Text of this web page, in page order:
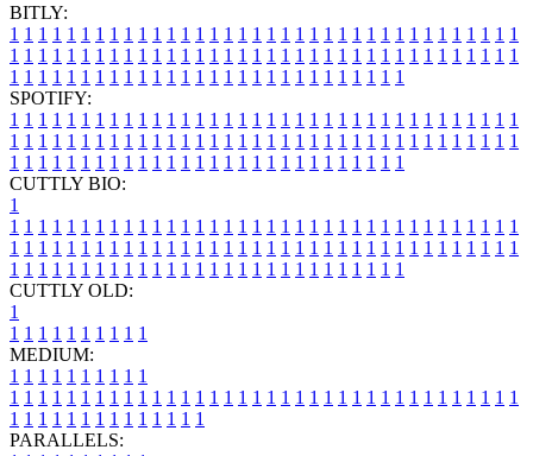
BITLY:
1 1 1 1 1 1 1 1 1 1 1 1 1 1 1 1 1 1 1 1 1 1 1 1 1 1 1 1 1 1 1 1 1 1 1 1
1 1 1 1 1 1 1 1 1 1 1 1 1 1 1 1 1 1 1 1 1 1 1 1 1 1 1 1 1 1 1 1 1 1 1 1
1 1 1 1 1 1 1 1 1 1 1 1 1 1 1 1 1 1 1 1 1 1 1 1 1 1 1 1
SPOTIFY:
1 1 1 1 1 1 1 1 1 1 1 1 1 1 1 1 1 1 1 1 1 1 1 1 1 1 1 1 1 1 1 1 1 1 1 1
1 1 1 1 1 1 1 1 1 1 1 1 1 1 1 1 1 1 1 1 1 1 1 1 1 1 1 1 1 1 1 1 1 1 1 1
1 1 1 1 1 1 1 1 1 1 1 1 1 1 1 1 1 1 1 1 1 1 1 1 1 1 1 1
CUTTLY BIO:
1
1 1 1 1 1 1 1 1 1 1 1 1 1 1 1 1 1 1 1 1 1 1 1 1 1 1 1 1 1 1 1 1 1 1 1 1
1 1 1 1 1 1 1 1 1 1 1 1 1 1 1 1 1 1 1 1 1 1 1 1 1 1 1 1 1 1 1 1 1 1 1 1
1 1 1 1 1 1 1 1 1 1 1 1 1 1 1 1 1 1 1 1 1 1 1 1 1 1 1 1
CUTTLY OLD:
1
1 1 1 1 1 1 1 1 1 1
MEDIUM:
1 1 1 1 1 1 1 1 1 1
1 1 1 1 1 1 1 1 1 1 1 1 1 1 1 1 1 1 1 1 1 1 1 1 1 1 1 1 1 1 1 1 1 1 1 1
1 1 1 1 1 1 1 1 1 1 1 1 1 1
PARALLELS: